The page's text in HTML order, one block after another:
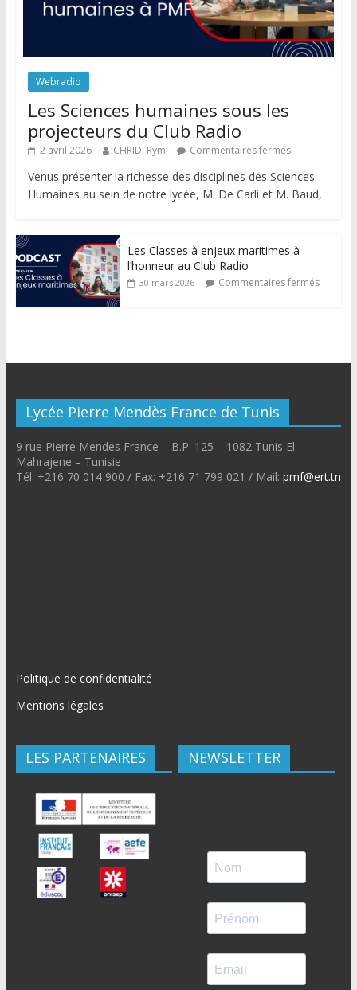
Webradio
Les Sciences humaines sous les
projecteurs du Club Radio
2 avril 2026 CHRIDI Rym Commentaires fermés
Venus présenter la richesse des disciplines des Sciences
Humaines au sein de notre lycée, M. De Carli et M. Baud,
Les Classes à enjeux maritimes à
l’honneur au Club Radio
30 mars 2026 Commentaires fermés
Lycée Pierre Mendès France de Tunis
9 rue Pierre Mendes France – B.P. 125 – 1082 Tunis El
Mahrajene – Tunisie
Tél: +216 70 014 900 / Fax: +216 71 799 021 / Mail: pmf@ert.tn
Politique de confidentialité
Mentions légales
LES PARTENAIRES NEWSLETTER